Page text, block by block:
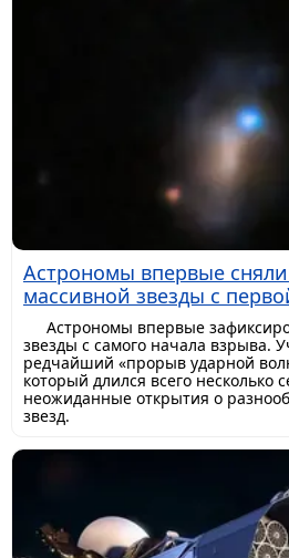
Астрономы впервые
массивной звезды с
Астрономы впервые
звезды с самого начала взрыва.
редчайший «прорыв ударной
который длился всего несколько
неожиданные открытия о
звезд.